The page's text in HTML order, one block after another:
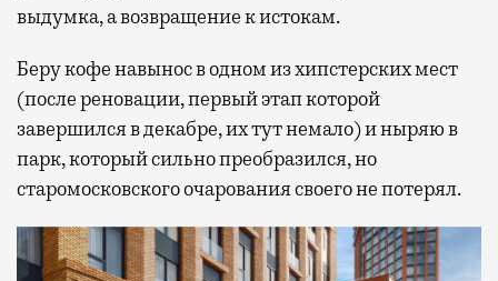
выдумка, а возвращение к истокам.
Беру кофе навынос в одном из хипстерских мест
(после реновации, первый этап которой
завершился в декабре, их тут немало) и ныряю в
парк, который сильно преобразился, но
старомосковского очарования своего не потерял.